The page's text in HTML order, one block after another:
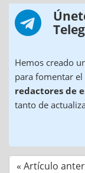
Hemos creado
para fomentar el
redactores de
tanto de
« Artículo